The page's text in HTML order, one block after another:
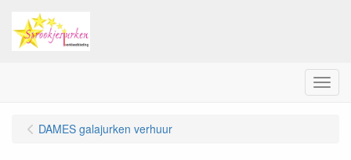
Menu
DAMES galajurken verhuur